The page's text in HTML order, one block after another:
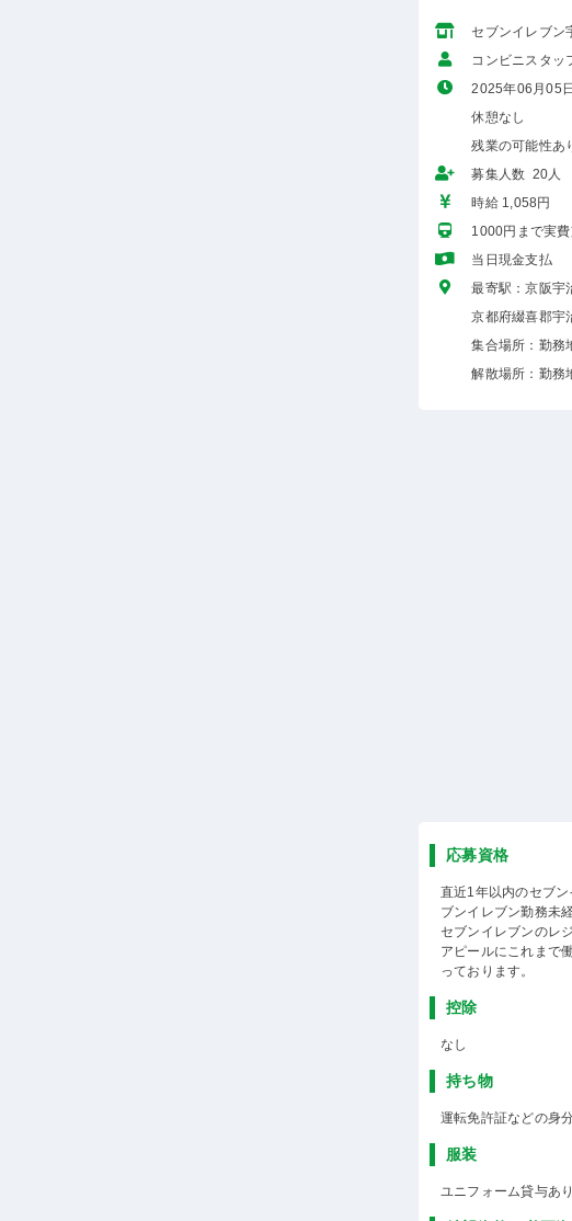
セブンイレブン
コンビニスタッ
2025年06月05
休憩なし
残業の可能性あ
募集人数 20人
時給 1,058円
1000円まで実
当日現金支払
最寄駅：京阪宇
京都府綴喜郡宇
集合場所：勤務
解散場所：勤務
応募資格
直近1年以内のセブ
ブンイレブン勤務未
セブンイレブンのレ
アピールにこれまで
っております。
控除
なし
持ち物
運転免許証などの身
服装
ユニフォーム貸与あり